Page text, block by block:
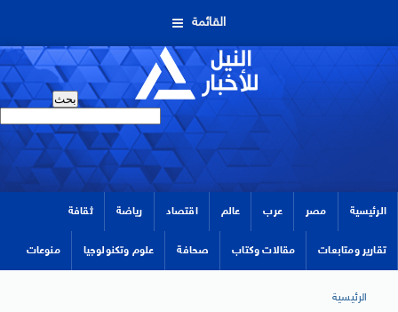
القائمة
الرئيسية مصر عرب عالم اقتصاد رياضة ثقافة
تقارير ومتابعات مقالات وكتاب صحافة علوم وتكنولوجيا منوعات
الرئيسية